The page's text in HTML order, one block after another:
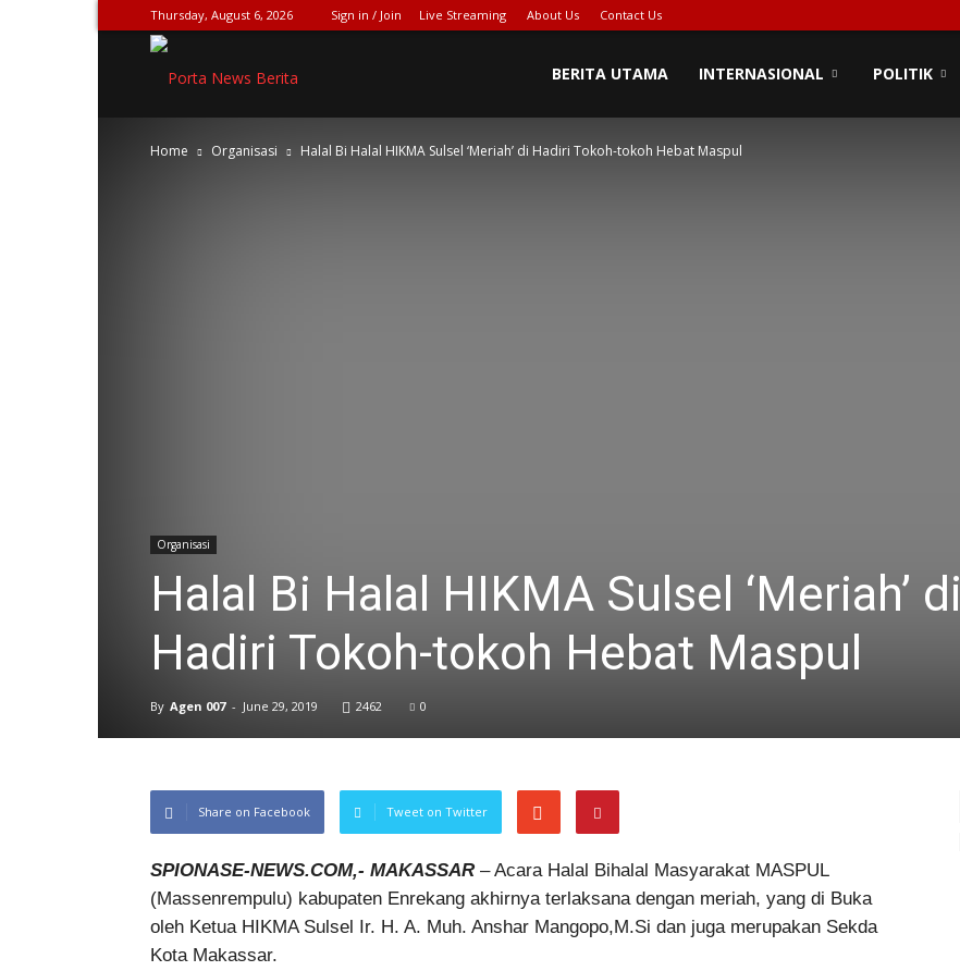
Thursday, August 6, 2026 Sign in / Join Live Streaming About Us Contact Us
NEWS[DOT]COM
BERITA UTAMA INTERNASIONAL POLITIK
Home Organisasi Halal Bi Halal HIKMA Sulsel ‘Meriah’ di Hadiri Tokoh-tokoh Hebat Maspul
Organisasi
Halal Bi Halal HIKMA Sulsel ‘Meriah’ di
Hadiri Tokoh-tokoh Hebat Maspul
By Agen 007 - June 29, 2019 2462 0
Share on Facebook Tweet on Twitter
SPIONASE-NEWS.COM,- MAKASSAR – Acara Halal Bihalal Masyarakat MASPUL
(Massenrempulu) kabupaten Enrekang akhirnya terlaksana dengan meriah, yang di Buka
oleh Ketua HIKMA Sulsel Ir. H. A. Muh. Anshar Mangopo,M.Si dan juga merupakan Sekda
Kota Makassar.